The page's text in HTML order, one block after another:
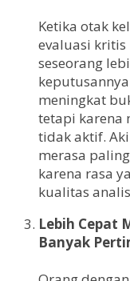
Ketika otak
evaluasi
seseorang
meningkat
tetapi karena
tidak aktif.
merasa
karena rasa
kualitas
Lebih Cepat
Banyak